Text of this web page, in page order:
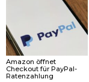
Amazon öffnet
Checkout für PayPal-
Ratenzahlung